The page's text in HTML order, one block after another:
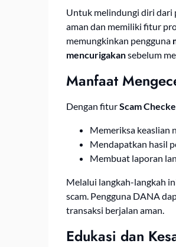
Untuk melindungi diri dari
aman dan memiliki fitur
memungkinkan pengguna
mencurigakansebelum
Manfaat
Dengan fiturScam
Memeriksa keaslian
Mendapatkan hasil
Membuat laporan
Melalui langkah-langkah
scam. Pengguna DANA
transaksi berjalan aman.
Edukasi dan